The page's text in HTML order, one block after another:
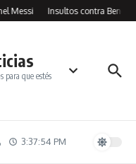
Messi Insultos contra
para que estés
3:37:54 PM